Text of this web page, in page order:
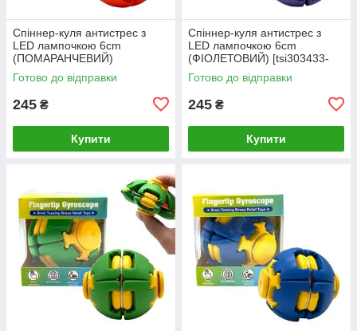
Спіннер-куля антистрес з
LED лампочкою 6cm
(ПОМАРАНЧЕВИЙ)
[tsi303432-TSI]
Готово до відправки
245 ₴
Купити
Спіннер-куля антистрес з
LED лампочкою 6cm
(ФІОЛЕТОВИЙ) [tsi303433-
TSI]
Готово до відправки
245 ₴
Купити